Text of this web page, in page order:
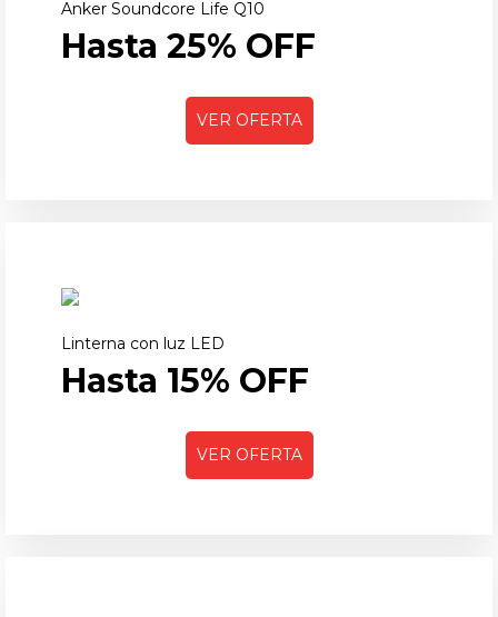
Anker Soundcore Life Q10
Hasta 25% OFF
VER OFERTA
Linterna con luz LED
Hasta 15% OFF
VER OFERTA